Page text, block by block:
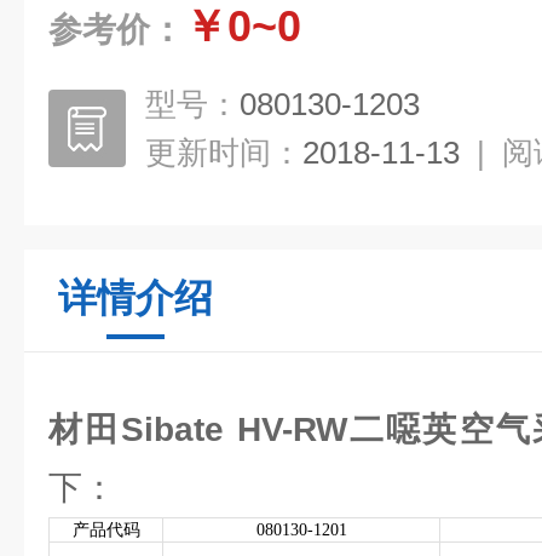
参考价： ￥0~0
型号： 080130-1203
更新时间： 2018-11-13 | 阅
详情介绍
材田Sibate HV-RW二噁英空
下：
产品代码
080130-1201